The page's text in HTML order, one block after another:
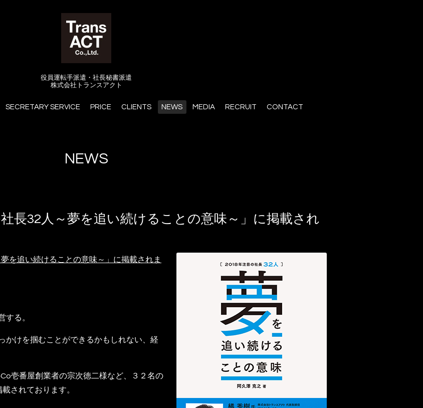
役員運転手派遣・社長秘書派遣
株式会社トランスアクト
SECRETARY SERVICE PRICE CLIENTS NEWS MEDIA RECRUIT CONTACT
NEWS
長32人～夢を追い続けることの意味～」に掲載され
を追い続けることの意味～」に掲載されま
する。
かけを掴むことができるかもしれない、経
壱番屋創業者の宗次徳二様など、３２名の
されております。